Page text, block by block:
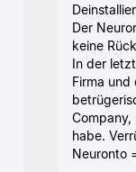
Der
keine
In der
Firma
habe.
Neuronto